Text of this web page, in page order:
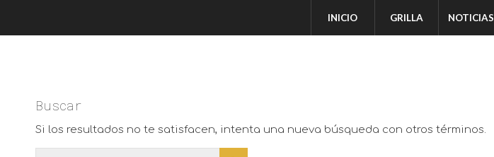
INICIO GRILLA NOTICIAS
Buscar
Si los resultados no te satisfacen, intenta una nueva búsqueda con otros términos.